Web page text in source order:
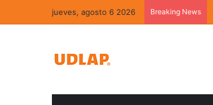
jueves, agosto 6 2026 Breaking News